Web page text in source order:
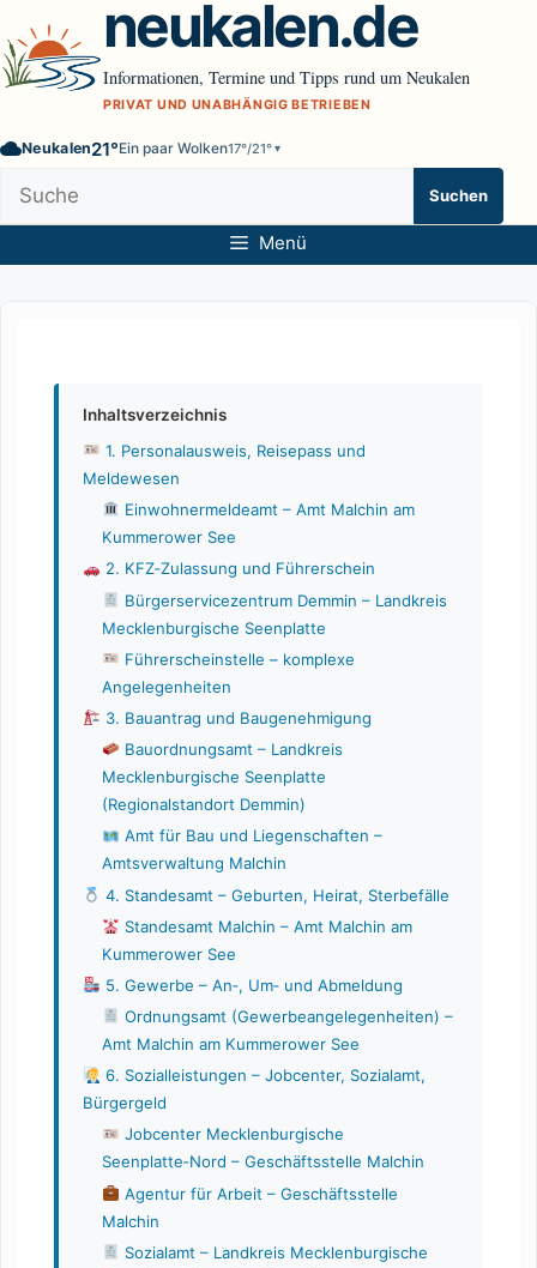
Inhalt
springen
neukalen.de
Informationen, Termine und Tipps rund um Neukalen
PRIVAT UND UNABHÄNGIG BETRIEBEN
Neukalen21°Ein paar Wolken17°/21°▾
Website
durchsuchen
Suchen
Menü
Inhaltsverzeichnis
1. Personalausweis, Reisepass und
Meldewesen
Einwohnermeldeamt – Amt Malchin am
Kummerower See
2. KFZ‑Zulassung und Führerschein
Bürgerservicezentrum Demmin – Landkreis
Mecklenburgische Seenplatte
Führerscheinstelle – komplexe
Angelegenheiten
3. Bauantrag und Baugenehmigung
Bauordnungsamt – Landkreis
Mecklenburgische Seenplatte
(Regionalstandort Demmin)
Amt für Bau und Liegenschaften –
Amtsverwaltung Malchin
4. Standesamt – Geburten, Heirat, Sterbefälle
Standesamt Malchin – Amt Malchin am
Kummerower See
5. Gewerbe – An‑, Um‑ und Abmeldung
Ordnungsamt (Gewerbeangelegenheiten) –
Amt Malchin am Kummerower See
6. Sozialleistungen – Jobcenter, Sozialamt,
Bürgergeld
Jobcenter Mecklenburgische
Seenplatte‑Nord – Geschäftsstelle Malchin
Agentur für Arbeit – Geschäftsstelle
Malchin
Sozialamt – Landkreis Mecklenburgische